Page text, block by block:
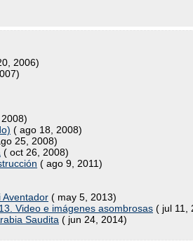
2006)
( ago 18, 2008)
25, 2008)
( oct 26, 2008)
( ago 9, 2011)
Aventador ( may 5, 2013)
Video e imágenes asombrosas ( jul 11,
Saudita ( jun 24, 2014)